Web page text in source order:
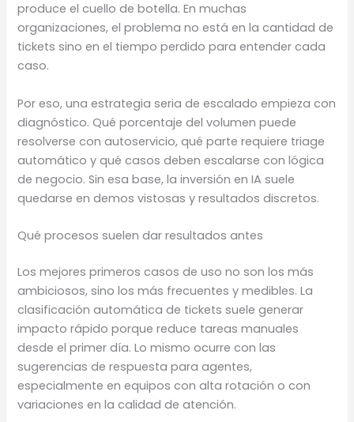
produce el cuello de botella. En muchas
organizaciones, el problema no está en la cantidad de
tickets sino en el tiempo perdido para entender cada
caso.
Por eso, una estrategia seria de escalado empieza con
diagnóstico. Qué porcentaje del volumen puede
resolverse con autoservicio, qué parte requiere triage
automático y qué casos deben escalarse con lógica
de negocio. Sin esa base, la inversión en IA suele
quedarse en demos vistosas y resultados discretos.
Qué procesos suelen dar resultados antes
Los mejores primeros casos de uso no son los más
ambiciosos, sino los más frecuentes y medibles. La
clasificación automática de tickets suele generar
impacto rápido porque reduce tareas manuales
desde el primer día. Lo mismo ocurre con las
sugerencias de respuesta para agentes,
especialmente en equipos con alta rotación o con
variaciones en la calidad de atención.